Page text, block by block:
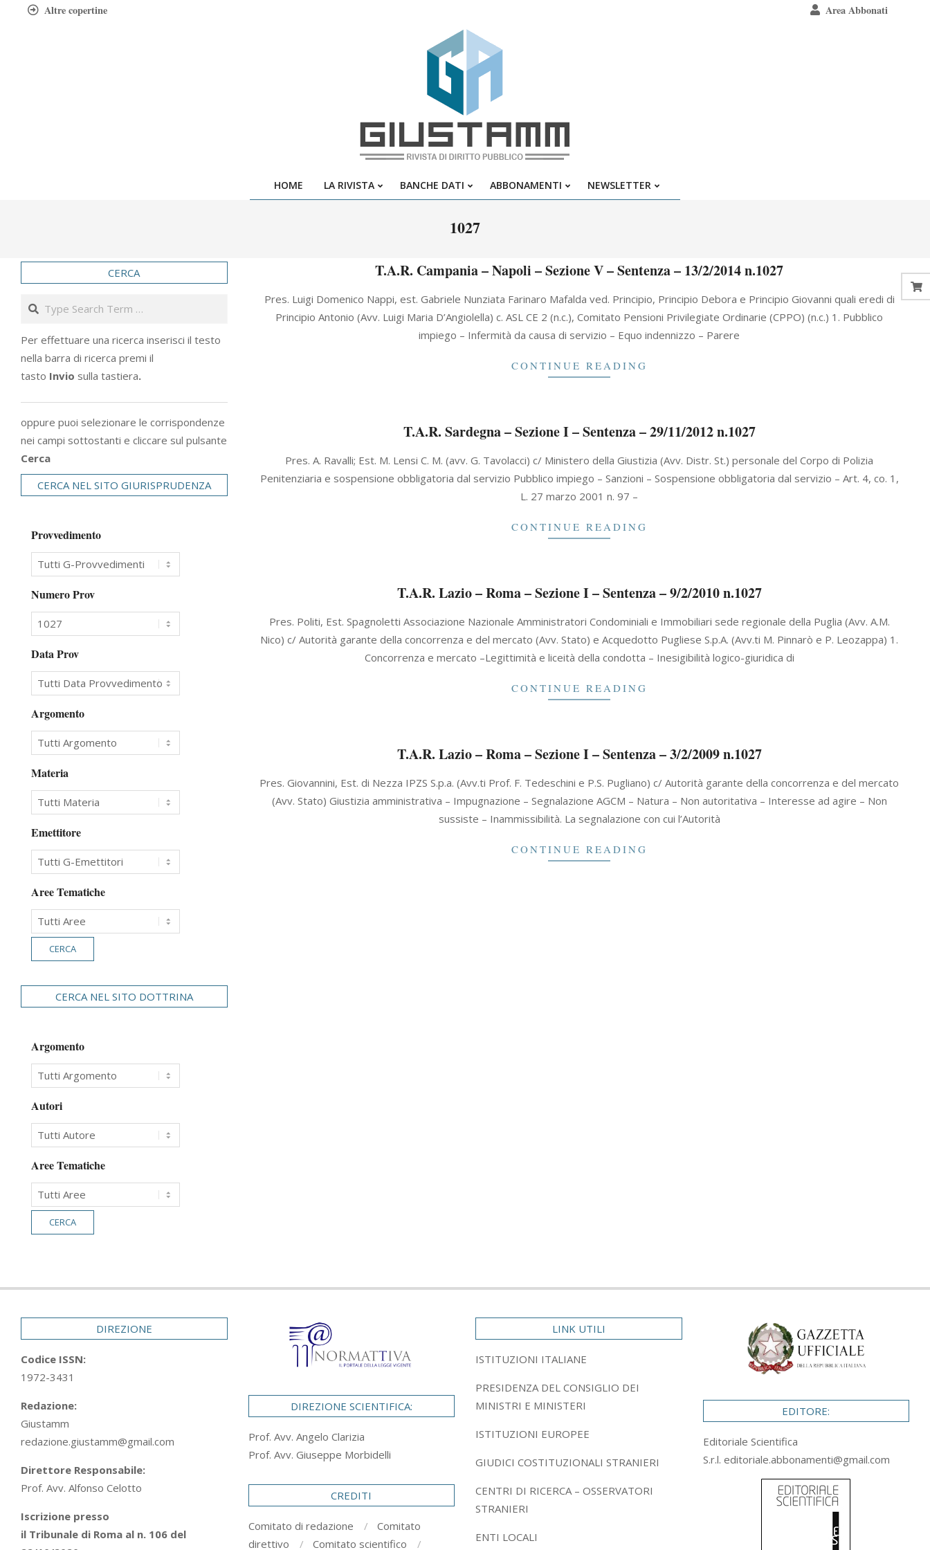
Altre copertine Area Abbonati
Giustamm
Primary
Menu
HOME LA RIVISTA BANCHE DATI ABBONAMENTI NEWSLETTER
1027
T.A.R. Campania – Napoli – Sezione V – Sentenza – 13/2/2014 n.1027
02-
Pres. Luigi Domenico Nappi, est. Gabriele Nunziata Farinaro Mafalda ved. Principio, Principio Debora e Principio Giovanni quali eredi di
Principio Antonio (Avv. Luigi Maria D’Angiolella) c. ASL CE 2 (n.c.), Comitato Pensioni Privilegiate Ordinarie (CPPO) (n.c.) 1. Pubblico
impiego – Infermità da causa di servizio – Equo indennizzo – Parere
CONTINUE READING
T.A.R. Sardegna – Sezione I – Sentenza – 29/11/2012 n.1027
29
Pres. A. Ravalli; Est. M. Lensi C. M. (avv. G. Tavolacci) c/ Ministero della Giustizia (Avv. Distr. St.) personale del Corpo di Polizia
Penitenziaria e sospensione obbligatoria dal servizio Pubblico impiego – Sanzioni – Sospensione obbligatoria dal servizio – Art. 4, co. 1,
L. 27 marzo 2001 n. 97 –
CONTINUE READING
T.A.R. Lazio – Roma – Sezione I – Sentenza – 9/2/2010 n.1027
02-
09
Pres. Politi, Est. Spagnoletti Associazione Nazionale Amministratori Condominiali e Immobiliari sede regionale della Puglia (Avv. A.M.
Nico) c/ Autorità garante della concorrenza e del mercato (Avv. Stato) e Acquedotto Pugliese S.p.A. (Avv.ti M. Pinnarò e P. Leozappa) 1.
Concorrenza e mercato –Legittimità e liceità della condotta – Inesigibilità logico-giuridica di
CONTINUE READING
T.A.R. Lazio – Roma – Sezione I – Sentenza – 3/2/2009 n.1027
02-
Pres. Giovannini, Est. di Nezza IPZS S.p.a. (Avv.ti Prof. F. Tedeschini e P.S. Pugliano) c/ Autorità garante della concorrenza e del mercato
(Avv. Stato) Giustizia amministrativa – Impugnazione – Segnalazione AGCM – Natura – Non autoritativa – Interesse ad agire – Non
sussiste – Inammissibilità. La segnalazione con cui l’Autorità
CONTINUE READING
CERCA
Search
Per effettuare una ricerca inserisci il testo
nella barra di ricerca premi il
tasto Invio sulla tastiera.
oppure puoi selezionare le corrispondenze
nei campi sottostanti e cliccare sul pulsante
Cerca
CERCA NEL SITO GIURISPRUDENZA
Provvedimento
Numero Prov
Data Prov
Argomento
Materia
Emettitore
Aree Tematiche
CERCA NEL SITO DOTTRINA
Argomento
Autori
Aree Tematiche
DIREZIONE
Codice ISSN:
1972-3431
Redazione:
Giustamm
redazione.giustamm@gmail.com
Direttore Responsabile:
Prof. Avv. Alfonso Celotto
Iscrizione presso
il Tribunale di Roma al n. 106 del
DIREZIONE SCIENTIFICA:
Prof. Avv. Angelo Clarizia
Prof. Avv. Giuseppe Morbidelli
CREDITI
Comitato di redazione
Comitato
direttivo
Comitato scientifico
LINK UTILI
ISTITUZIONI ITALIANE
PRESIDENZA DEL CONSIGLIO DEI
MINISTRI E MINISTERI
ISTITUZIONI EUROPEE
GIUDICI COSTITUZIONALI STRANIERI
CENTRI DI RICERCA – OSSERVATORI
STRANIERI
ENTI LOCALI
EDITORE:
Editoriale Scientifica
S.r.l. editoriale.abbonamenti@gmail.com